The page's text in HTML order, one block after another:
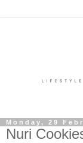
Monday, 29
Nuri